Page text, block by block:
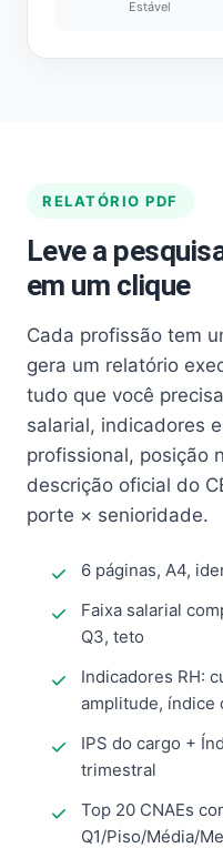
Estável
RELATÓRIO PDF
Leve a
em um clique
Cada profissão tem
gera um relatório
tudo que você
salarial, indicadores
profissional, posição
descrição oficial do
porte × senioridade.
6 páginas, A4,
Faixa salarial
Q3, teto
Indicadores RH:
amplitude, índice
IPS do cargo +
trimestral
Top 20 CNAEs
Q1/Piso/Média/